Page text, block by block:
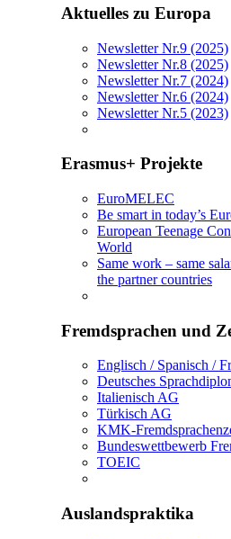
Aktuelles zu Europa
Newsletter Nr.9 (2025)
Newsletter Nr.8 (2025)
Newsletter Nr.7 (2024)
Newsletter Nr.6 (2024)
Newsletter Nr.5 (2023)
Erasmus+ Projekte
EuroMELEC
Be smart in today’s
European Teenage
World
Same work – same
the partner countries
Fremdsprachen und
Englisch / Spanisch /
Deutsches
Italienisch AG
Türkisch AG
KMK-
Bundeswettbewerb
TOEIC
Auslandspraktika